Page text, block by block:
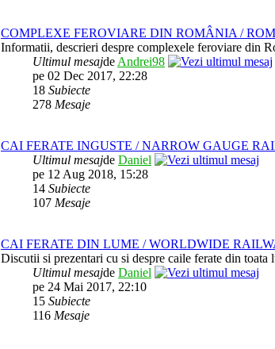
COMPLEXE FEROVIARE DIN ROMÂNIA /
Informatii, descrieri despre complexele feroviare din
Ultimul mesajde Andrei98
pe 02 Dec 2017, 22:28
18 Subiecte
278 Mesaje
CAI FERATE INGUSTE / NARROW GAUGE
Ultimul mesajde Daniel
pe 12 Aug 2018, 15:28
14 Subiecte
107 Mesaje
CAI FERATE DIN LUME / WORLDWIDE
Discutii si prezentari cu si despre caile ferate din toata
Ultimul mesajde Daniel
pe 24 Mai 2017, 22:10
15 Subiecte
116 Mesaje